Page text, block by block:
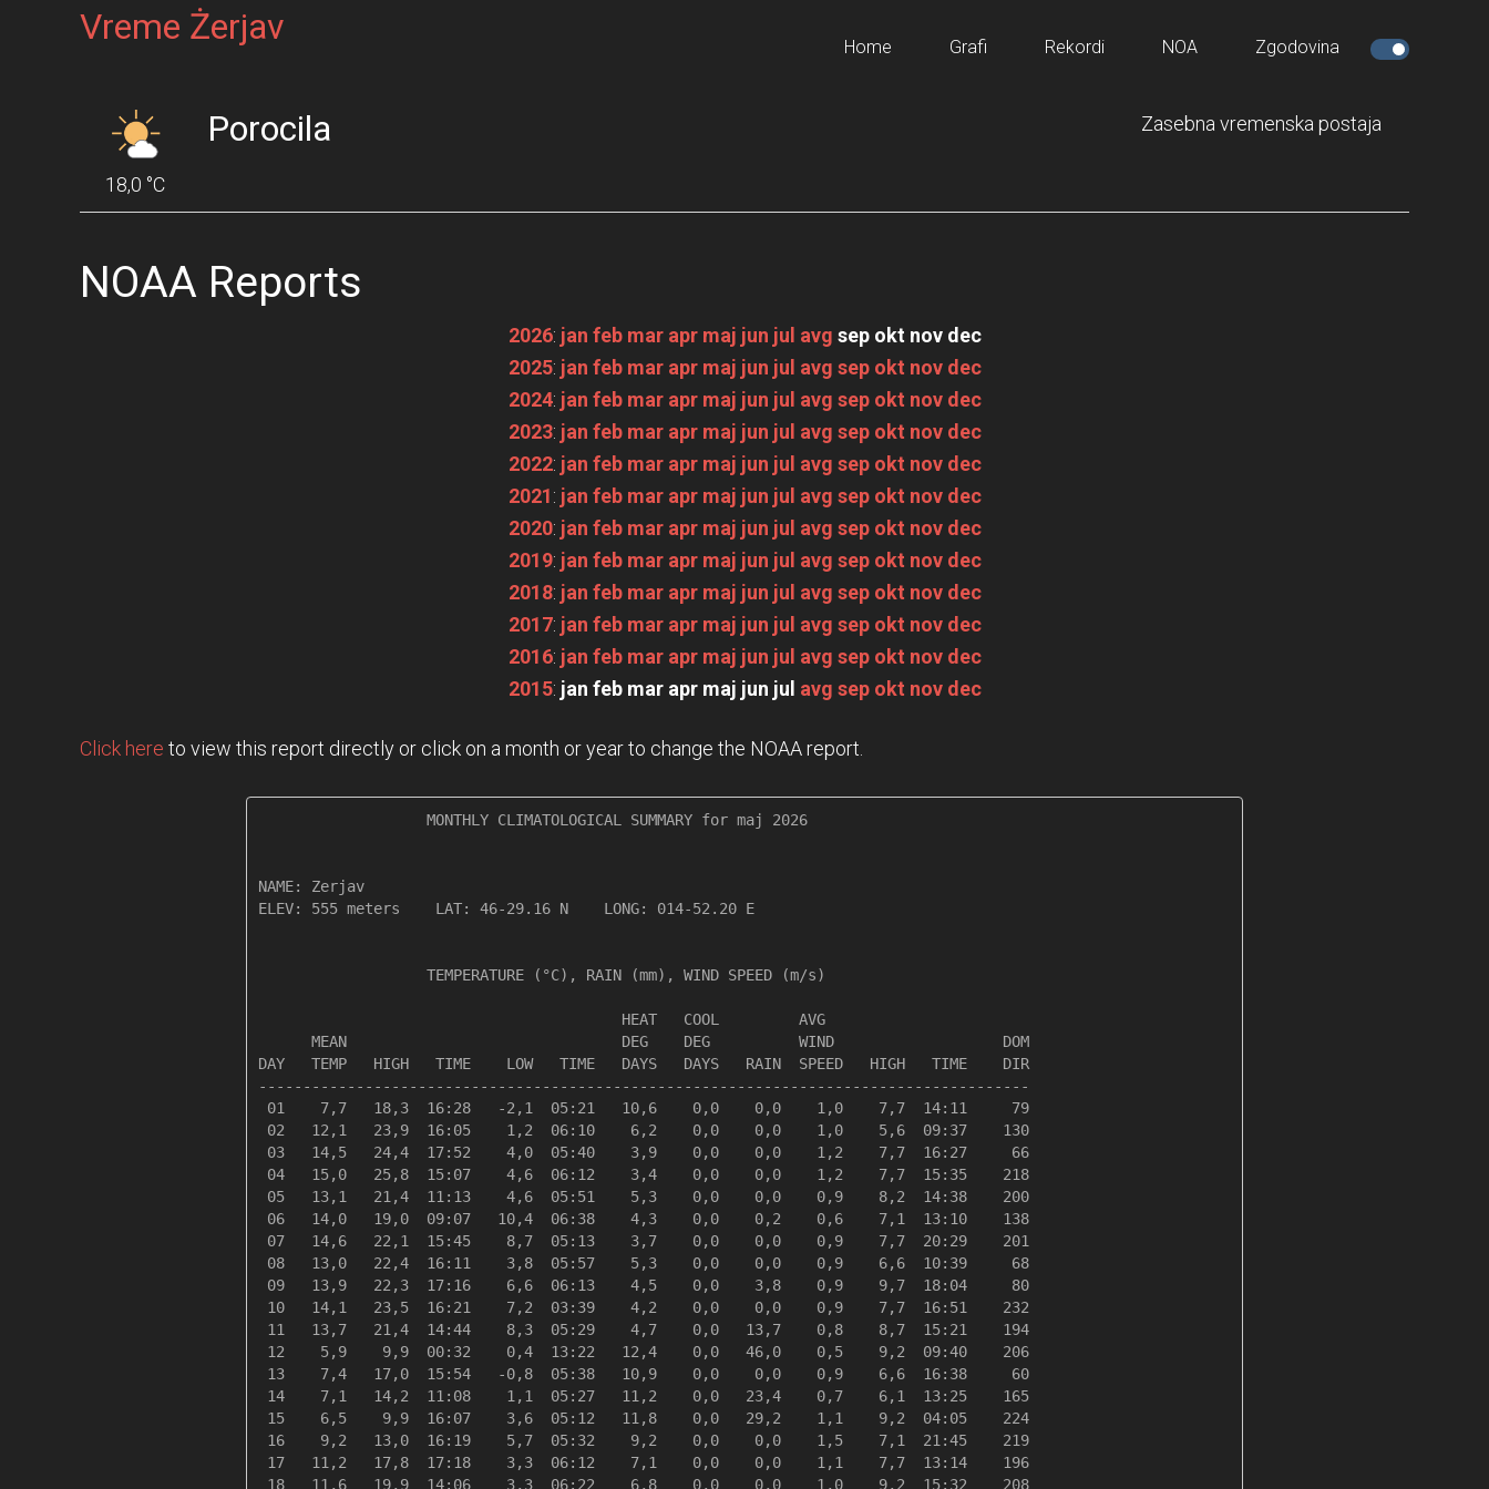
Vreme Żerjav Home Grafi Rekordi NOA Zgodovina
18,0 °C
Porocila Zasebna vremenska postaja
NOAA Reports
2026: jan feb mar apr maj jun jul avg sep okt nov dec
2025: jan feb mar apr maj jun jul avg sep okt nov dec
2024: jan feb mar apr maj jun jul avg sep okt nov dec
2023: jan feb mar apr maj jun jul avg sep okt nov dec
2022: jan feb mar apr maj jun jul avg sep okt nov dec
2021: jan feb mar apr maj jun jul avg sep okt nov dec
2020: jan feb mar apr maj jun jul avg sep okt nov dec
2019: jan feb mar apr maj jun jul avg sep okt nov dec
2018: jan feb mar apr maj jun jul avg sep okt nov dec
2017: jan feb mar apr maj jun jul avg sep okt nov dec
2016: jan feb mar apr maj jun jul avg sep okt nov dec
2015: jan feb mar apr maj jun jul avg sep okt nov dec
Click here to view this report directly or click on a month or year to change the NOAA report.
                   MONTHLY CLIMATOLOGICAL SUMMARY for maj 2026
NAME: Zerjav
ELEV: 555 meters    LAT: 46-29.16 N    LONG: 014-52.20 E
                   TEMPERATURE (°C), RAIN (mm), WIND SPEED (m/s)
                                         HEAT   COOL         AVG
      MEAN                               DEG    DEG          WIND                   DOM
DAY   TEMP   HIGH   TIME    LOW   TIME   DAYS   DAYS   RAIN  SPEED   HIGH   TIME    DIR
---------------------------------------------------------------------------------------
01    7,7   18,3  16:28   -2,1  05:21   10,6    0,0    0,0    1,0    7,7  14:11     79
02   12,1   23,9  16:05    1,2  06:10    6,2    0,0    0,0    1,0    5,6  09:37    130
03   14,5   24,4  17:52    4,0  05:40    3,9    0,0    0,0    1,2    7,7  16:27     66
04   15,0   25,8  15:07    4,6  06:12    3,4    0,0    0,0    1,2    7,7  15:35    218
05   13,1   21,4  11:13    4,6  05:51    5,3    0,0    0,0    0,9    8,2  14:38    200
06   14,0   19,0  09:07   10,4  06:38    4,3    0,0    0,2    0,6    7,1  13:10    138
07   14,6   22,1  15:45    8,7  05:13    3,7    0,0    0,0    0,9    7,7  20:29    201
08   13,0   22,4  16:11    3,8  05:57    5,3    0,0    0,0    0,9    6,6  10:39     68
09   13,9   22,3  17:16    6,6  06:13    4,5    0,0    3,8    0,9    9,7  18:04     80
10   14,1   23,5  16:21    7,2  03:39    4,2    0,0    0,0    0,9    7,7  16:51    232
11   13,7   21,4  14:44    8,3  05:29    4,7    0,0   13,7    0,8    8,7  15:21    194
12    5,9    9,9  00:32    0,4  13:22   12,4    0,0   46,0    0,5    9,2  09:40    206
13    7,4   17,0  15:54   -0,8  05:38   10,9    0,0    0,0    0,9    6,6  16:38     60
14    7,1   14,2  11:08    1,1  05:27   11,2    0,0   23,4    0,7    6,1  13:25    165
15    6,5    9,9  16:07    3,6  05:12   11,8    0,0   29,2    1,1    9,2  04:05    224
16    9,2   13,0  16:19    5,7  05:32    9,2    0,0    0,0    1,5    7,1  21:45    219
17   11,2   17,8  17:18    3,3  06:12    7,1    0,0    0,0    1,1    7,7  13:14    196
18   11,6   19,9  14:06    3,3  06:22    6,8    0,0    0,0    1,0    9,2  15:32    208